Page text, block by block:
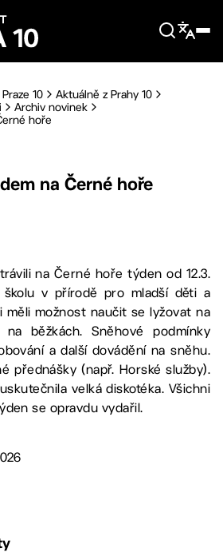
10
Aktuálně z Prahy 10
Archiv novinek
hoře
na Černé hoře
na Černé hoře týden od 12.3.
školu v přírodě pro mladší děti a
měli možnost naučit se lyžovat na
běžkách. Sněhové podmínky
a další dovádění na sněhu.
přednášky (např. Horské služby).
velká diskotéka. Všichni
se opravdu vydařil.